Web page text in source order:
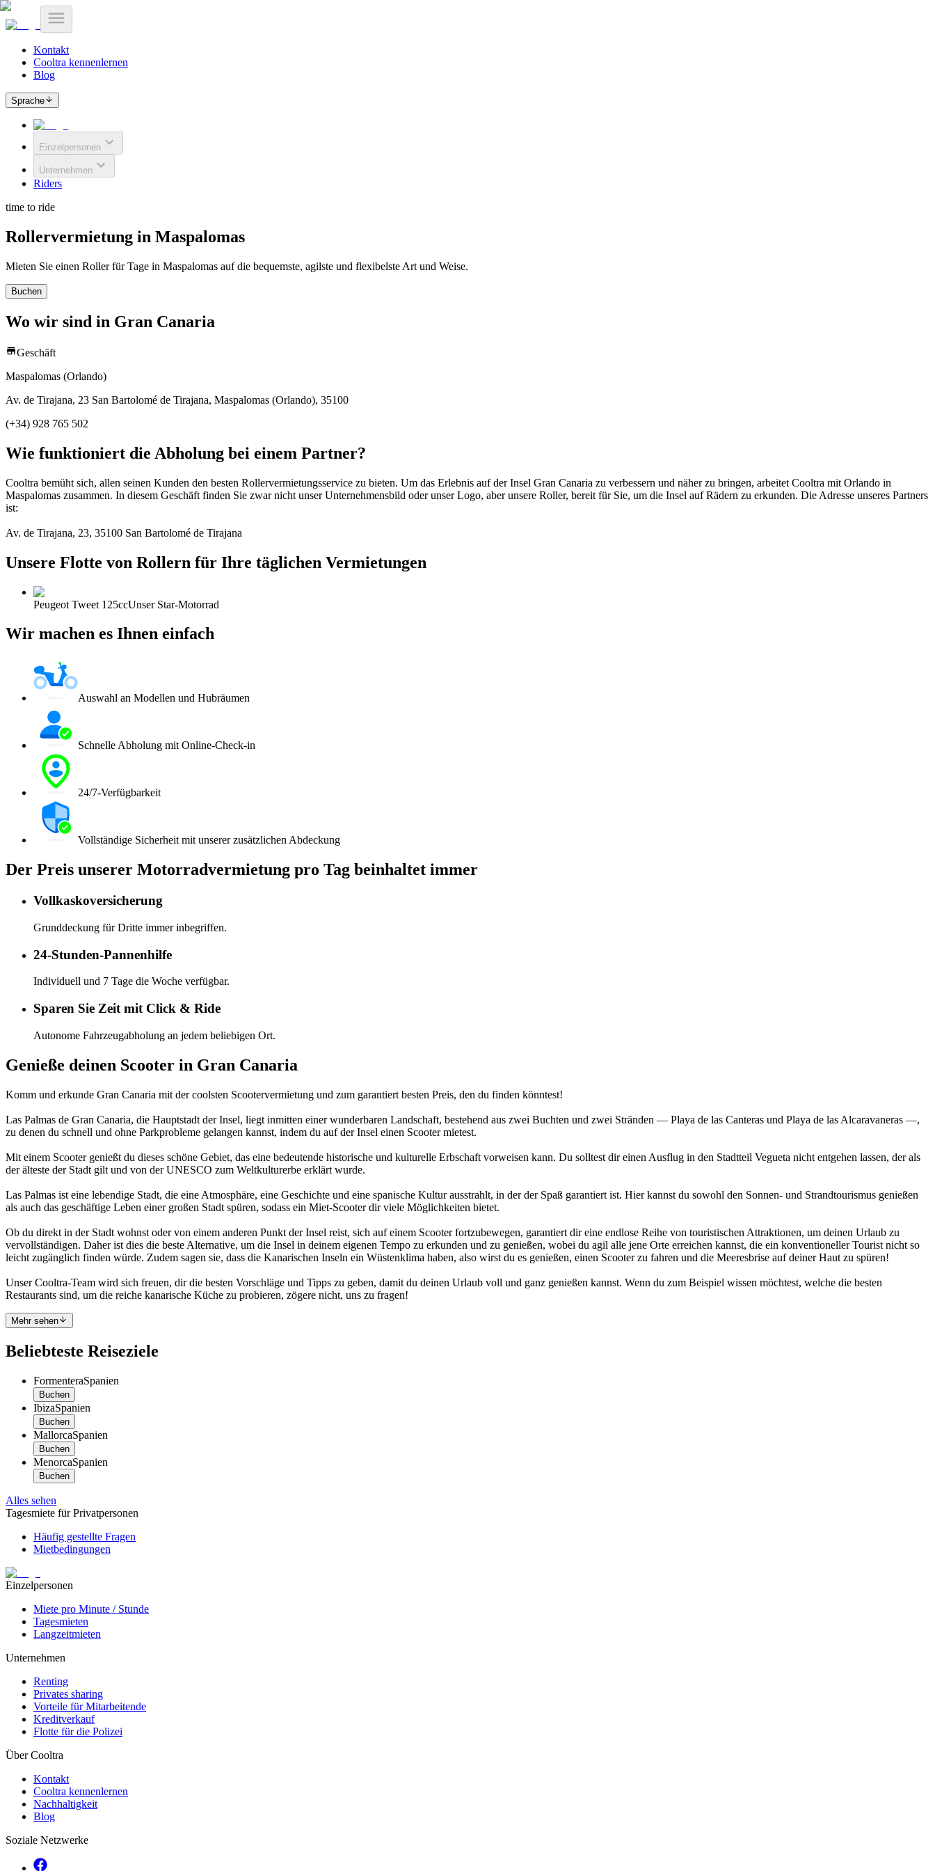
Kontakt
Cooltra kennenlernen
Blog
Sprache
Einzelpersonen
Unternehmen
Riders
time to ride
Rollervermietung in Maspalomas
Mieten Sie einen Roller für Tage in Maspalomas auf die bequemste, agilste und flexibelste Art und Weise.
Buchen
Wo wir sind in Gran Canaria
Geschäft
Maspalomas (Orlando)
Av. de Tirajana, 23 San Bartolomé de Tirajana, Maspalomas (Orlando), 35100
(+34) 928 765 502
Wie funktioniert die Abholung bei einem Partner?
Cooltra bemüht sich, allen seinen Kunden den besten Rollervermietungsservice zu bieten. Um das Erlebnis auf der Insel Gran Canaria zu verbessern und näher zu bringen, arbeitet Cooltra mit Orlando in
Maspalomas zusammen. In diesem Geschäft finden Sie zwar nicht unser Unternehmensbild oder unser Logo, aber unsere Roller, bereit für Sie, um die Insel auf Rädern zu erkunden. Die Adresse unseres Partners
ist:
Av. de Tirajana, 23, 35100 San Bartolomé de Tirajana
Unsere Flotte von Rollern für Ihre täglichen Vermietungen
Peugeot Tweet 125ccUnser Star-Motorrad
Wir machen es Ihnen einfach
Auswahl an Modellen und Hubräumen
Schnelle Abholung mit Online-Check-in
24/7-Verfügbarkeit
Vollständige Sicherheit mit unserer zusätzlichen Abdeckung
Der Preis unserer Motorradvermietung pro Tag beinhaltet immer
Vollkaskoversicherung
Grunddeckung für Dritte immer inbegriffen.
24-Stunden-Pannenhilfe
Individuell und 7 Tage die Woche verfügbar.
Sparen Sie Zeit mit Click & Ride
Autonome Fahrzeugabholung an jedem beliebigen Ort.
Genieße deinen Scooter in Gran Canaria
Komm und erkunde Gran Canaria mit der coolsten Scootervermietung und zum garantiert besten Preis, den du finden könntest!
Las Palmas de Gran Canaria, die Hauptstadt der Insel, liegt inmitten einer wunderbaren Landschaft, bestehend aus zwei Buchten und zwei Stränden — Playa de las Canteras und Playa de las Alcaravaneras —,
zu denen du schnell und ohne Parkprobleme gelangen kannst, indem du auf der Insel einen Scooter mietest.
Mit einem Scooter genießt du dieses schöne Gebiet, das eine bedeutende historische und kulturelle Erbschaft vorweisen kann. Du solltest dir einen Ausflug in den Stadtteil Vegueta nicht entgehen lassen, der als
der älteste der Stadt gilt und von der UNESCO zum Weltkulturerbe erklärt wurde.
Las Palmas ist eine lebendige Stadt, die eine Atmosphäre, eine Geschichte und eine spanische Kultur ausstrahlt, in der der Spaß garantiert ist. Hier kannst du sowohl den Sonnen- und Strandtourismus genießen
als auch das geschäftige Leben einer großen Stadt spüren, sodass ein Miet-Scooter dir viele Möglichkeiten bietet.
Ob du direkt in der Stadt wohnst oder von einem anderen Punkt der Insel reist, sich auf einem Scooter fortzubewegen, garantiert dir eine endlose Reihe von touristischen Attraktionen, um deinen Urlaub zu
vervollständigen. Daher ist dies die beste Alternative, um die Insel in deinem eigenen Tempo zu erkunden und zu genießen, wobei du agil alle jene Orte erreichen kannst, die ein konventioneller Tourist nicht so
leicht zugänglich finden würde. Zudem sagen sie, dass die Kanarischen Inseln ein Wüstenklima haben, also wirst du es genießen, einen Scooter zu fahren und die Meeresbrise auf deiner Haut zu spüren!
Unser Cooltra-Team wird sich freuen, dir die besten Vorschläge und Tipps zu geben, damit du deinen Urlaub voll und ganz genießen kannst. Wenn du zum Beispiel wissen möchtest, welche die besten
Restaurants sind, um die reiche kanarische Küche zu probieren, zögere nicht, uns zu fragen!
Mehr sehen
Beliebteste Reiseziele
FormenteraSpanien
Buchen
IbizaSpanien
Buchen
MallorcaSpanien
Buchen
MenorcaSpanien
Buchen
Alles sehen
Tagesmiete für Privatpersonen
Häufig gestellte Fragen
Mietbedingungen
Einzelpersonen
Miete pro Minute / Stunde
Tagesmieten
Langzeitmieten
Unternehmen
Renting
Privates sharing
Vorteile für Mitarbeitende
Kreditverkauf
Flotte für die Polizei
Über Cooltra
Kontakt
Cooltra kennenlernen
Nachhaltigkeit
Blog
Soziale Netzwerke